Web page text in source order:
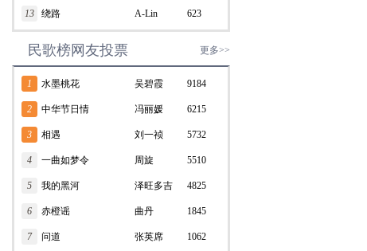
13 绕路 A-Lin 623
民歌榜网友投票 更多>>
1 水墨桃花 吴碧霞 9184
2 中华节日情 冯丽媛 6215
3 相遇 刘一祯 5732
4 一曲如梦令 周旋 5510
5 我的黑河 泽旺多吉 4825
6 赤橙谣 曲丹 1845
7 问道 张英席 1062